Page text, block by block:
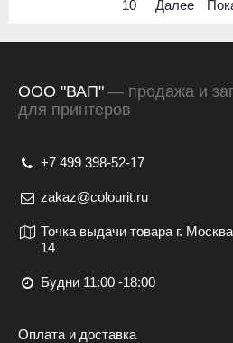
10
Далее
ООО "ВАП" — продажа и
для принтеров
+7 499 398-52-17
zakaz@colourit.ru
Точка выдачи товара г.
14
Будни 11:00 -18:00
Оплата и доставка